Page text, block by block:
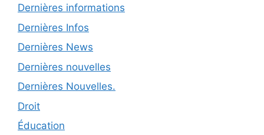
Dernières informations
Dernières Infos
Dernières News
Dernières nouvelles
Dernières Nouvelles.
Droit
Éducation